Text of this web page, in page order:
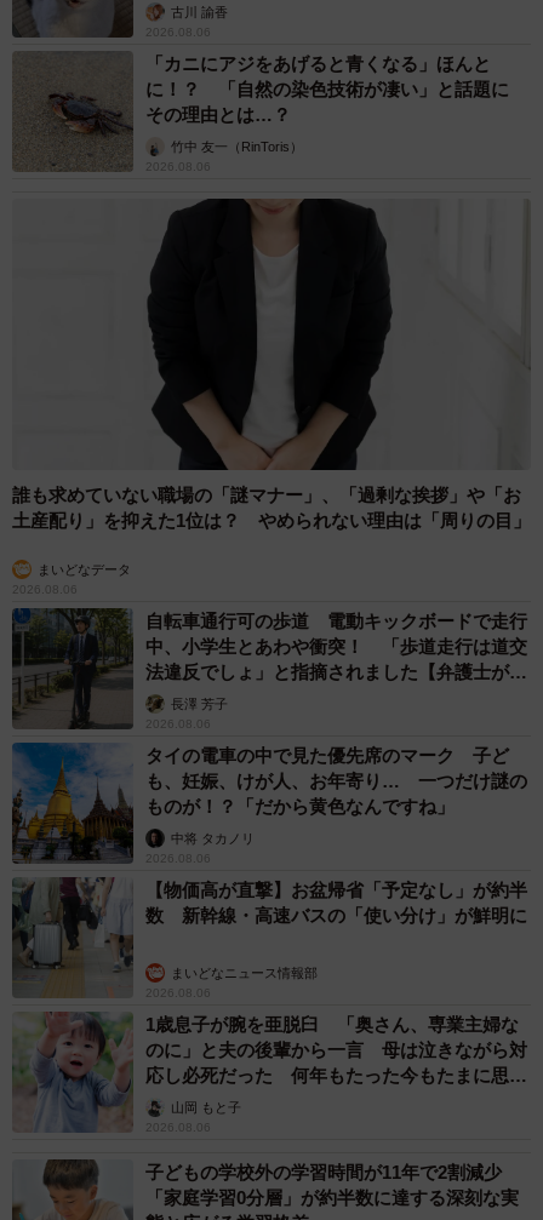
古川 諭香
2026.08.06
「カニにアジをあげると青くなる」ほんと
に！？ 「自然の染色技術が凄い」と話題に
その理由とは…？
竹中 友一（RinToris）
2026.08.06
誰も求めていない職場の「謎マナー」、「過剰な挨拶」や「お
土産配り」を抑えた1位は？ やめられない理由は「周りの目」
まいどなデータ
2026.08.06
自転車通行可の歩道 電動キックボードで走行
中、小学生とあわや衝突！ 「歩道走行は道交
法違反でしょ」と指摘されました【弁護士が解
説】長澤 芳子
2026.08.06
タイの電車の中で見た優先席のマーク 子ど
も、妊娠、けが人、お年寄り… 一つだけ謎の
ものが！？「だから黄色なんですね」
中将 タカノリ
2026.08.06
【物価高が直撃】お盆帰省「予定なし」が約半
数 新幹線・高速バスの「使い分け」が鮮明に
まいどなニュース情報部
2026.08.06
1歳息子が腕を亜脱臼 「奥さん、専業主婦な
のに」と夫の後輩から一言 母は泣きながら対
応し必死だった 何年もたった今もたまに思い
出し…山岡 もと子
2026.08.06
子どもの学校外の学習時間が11年で2割減少
「家庭学習0分層」が約半数に達する深刻な実